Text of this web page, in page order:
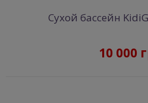
Сухой бассейн
10 000